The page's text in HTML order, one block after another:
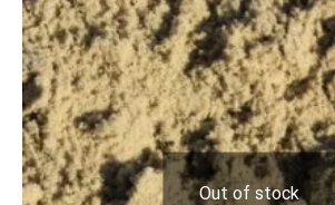
Out of stock